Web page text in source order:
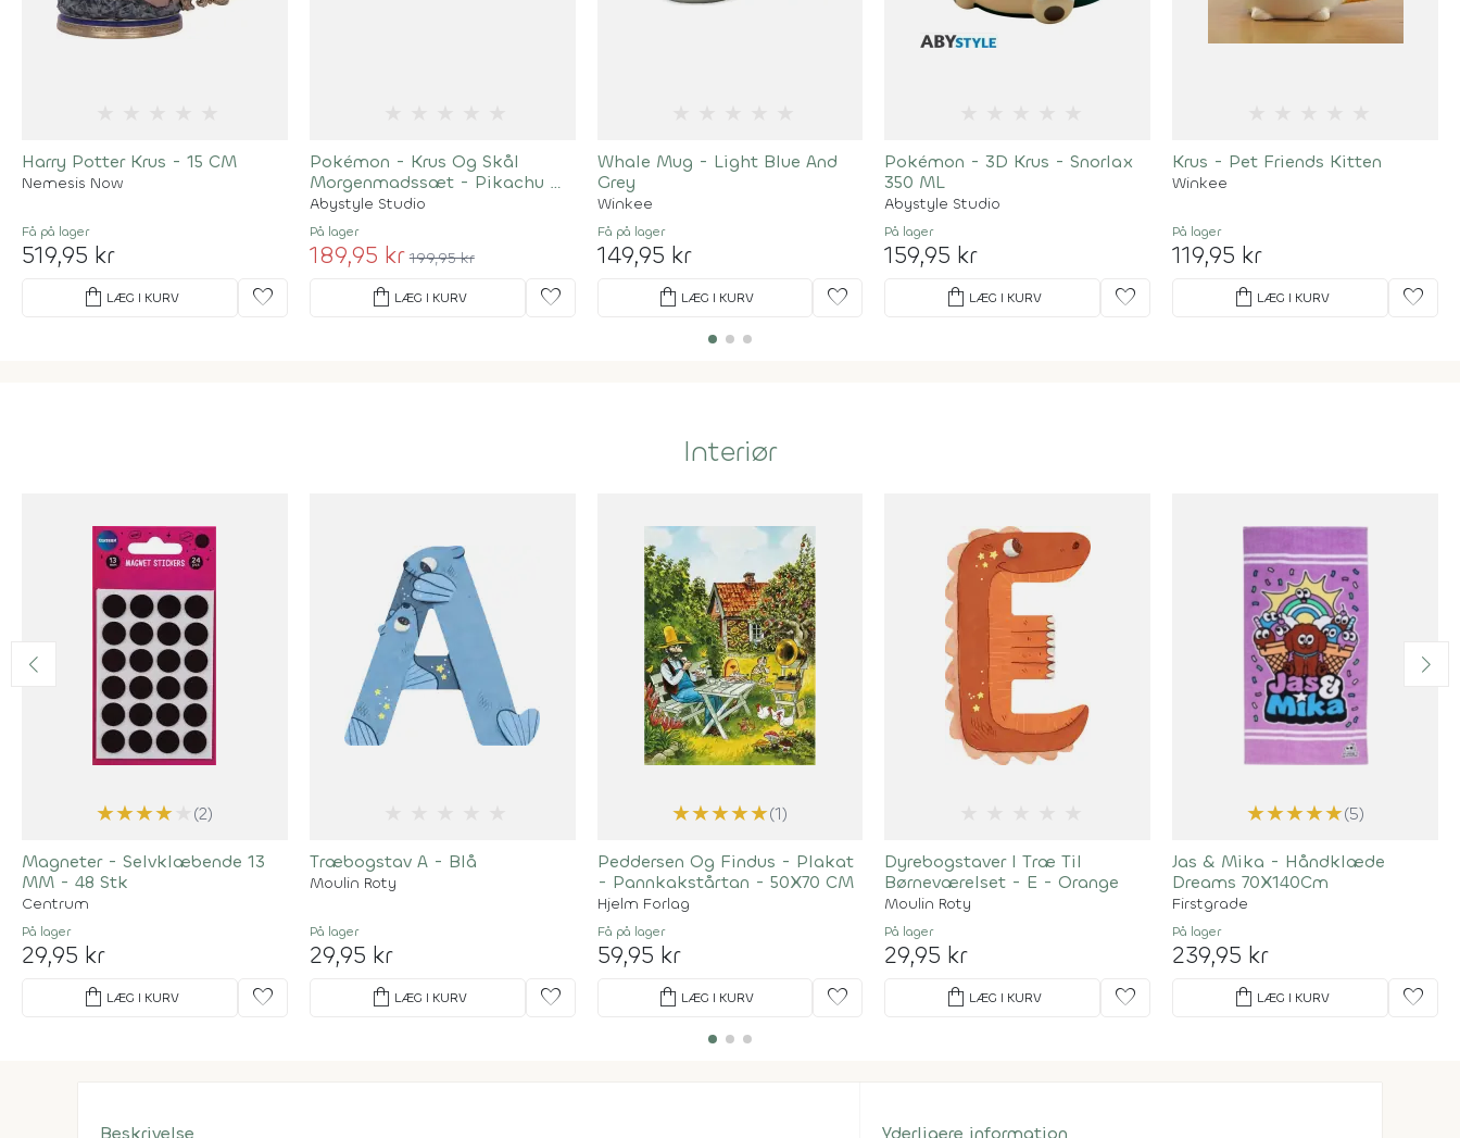
Harry Potter Krus - 15 CM
Nemesis Now
Få på lager
519,95 kr
shopping_bag LÆG I KURV favorite
Pokémon - Krus Og Skål
Morgenmadssæt - Pikachu Og
Kanto
Abystyle Studio
På lager
189,95 kr 199,95 kr
shopping_bag LÆG I KURV favorite
Whale Mug - Light Blue And
Grey
Winkee
Få på lager
149,95 kr
shopping_bag LÆG I KURV favorite
Pokémon - 3D Krus - Snorlax
350 ML
Abystyle Studio
På lager
159,95 kr
shopping_bag LÆG I KURV favorite
Krus - Pet Friends Kitten
Winkee
På lager
119,95 kr
shopping_bag LÆG I KURV favorite
Interiør
★★★★ (2)
Magneter - Selvklæbende 13
MM - 48 Stk
Centrum
På lager
29,95 kr
shopping_bag LÆG I KURV favorite
Træbogstav A - Blå
Moulin Roty
På lager
29,95 kr
shopping_bag LÆG I KURV favorite
★★★★★(1)
Peddersen Og Findus - Plakat
- Pannkakstårtan - 50X70 CM
Hjelm Forlag
Få på lager
59,95 kr
shopping_bag LÆG I KURV favorite
Dyrebogstaver I Træ Til
Børneværelset - E - Orange
Moulin Roty
På lager
29,95 kr
shopping_bag LÆG I KURV favorite
★★★★★(5)
Jas & Mika - Håndklæde
Dreams 70X140Cm
Firstgrade
På lager
239,95 kr
shopping_bag LÆG I KURV favorite
Beskrivelse Yderligere information